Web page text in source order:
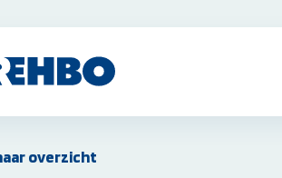
Cursussen & Herhalingen:
overzicht